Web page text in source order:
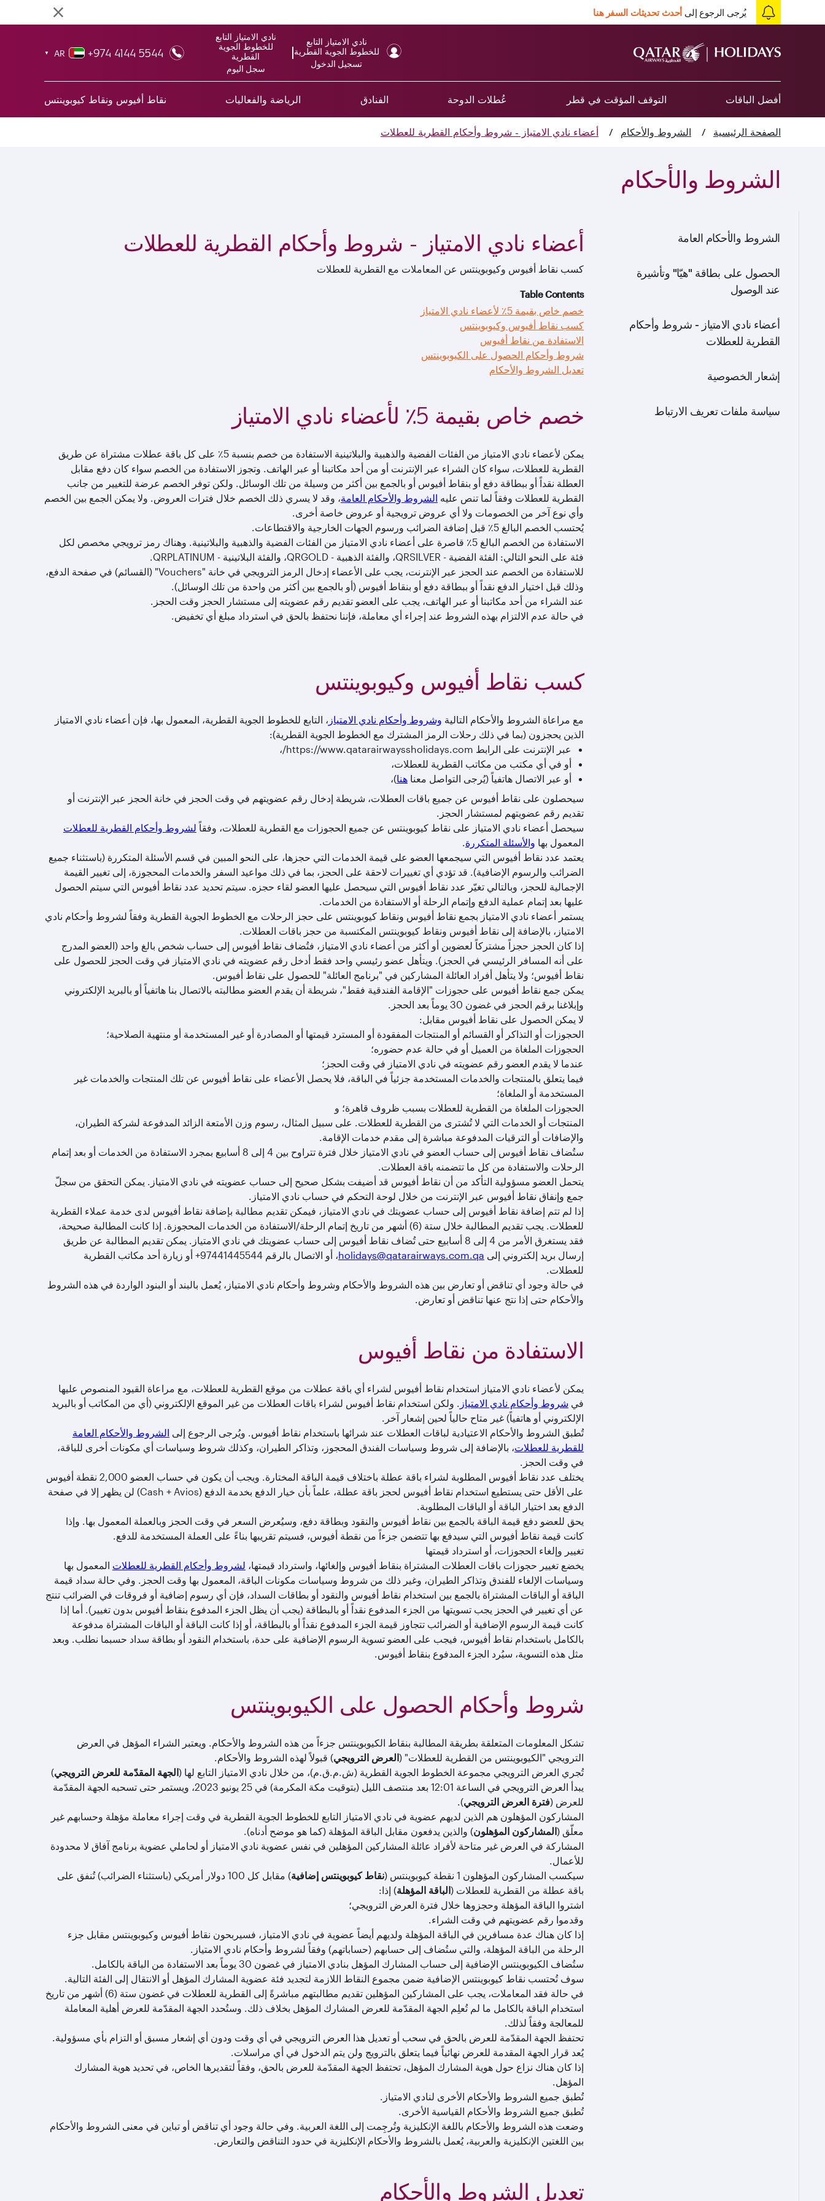
يُرجى الرجوع إلى أحدث تحديثات السفر هنا
نادي الامتياز التابع
للخطوط الجوية القطرية
تسجيل الدخول
نادي الامتياز التابع
للخطوط الجوية
القطرية
سجل اليوم
+974 4144 5544
AR
▼
أفضل الباقات التوقف المؤقت في قطر عُطلات الدوحة الفنادق الرياضة والفعاليات نقاط أفيوس ونقاط كيوبوينتس
الصفحة الرئيسية / الشروط والأحكام / أعضاء نادي الامتياز - شروط وأحكام القطرية للعطلات
الشروط والأحكام
سياسة ملفات تعريف الارتباط
الشروط والأحكام العامة
الحصول على بطاقة "هيّا" وتأشيرة
عند الوصول
أعضاء نادي الامتياز - شروط وأحكام
القطرية للعطلات
إشعار الخصوصية
أعضاء نادي الامتياز - شروط وأحكام القطرية للعطلات
كسب نقاط أفيوس وكيوبوينتس عن المعاملات مع القطرية للعطلات
Table Contents
خصم خاص بقيمة 5٪ لأعضاء نادي الامتياز
كسب نقاط أفيوس وكيوبوينتس
الاستفادة من نقاط أفيوس
شروط وأحكام الحصول على الكيوبوينتس
تعديل الشروط والأحكام
خصم خاص بقيمة 5٪ لأعضاء نادي الامتياز
يمكن لأعضاء نادي الامتياز من الفئات الفضية والذهبية والبلاتينية الاستفادة من خصم بنسبة 5٪ على كل باقة عطلات مشتراة عن طريق
القطرية للعطلات، سواء كان الشراء عبر الإنترنت أو من أحد مكاتبنا أو عبر الهاتف. وتجوز الاستفادة من الخصم سواء كان دفع مقابل
العطلة نقداً أو ببطاقة دفع أو بنقاط أفيوس أو بالجمع بين أكثر من وسيلة من تلك الوسائل. ولكن توفر الخصم عرضة للتغيير من جانب
القطرية للعطلات وفقاً لما تنص عليه الشروط والأحكام العامة، وقد لا يسري ذلك الخصم خلال فترات العروض. ولا يمكن الجمع بين الخصم
وأي نوع آخر من الخصومات ولا أي عروض ترويجية أو عروض خاصة أخرى.
يُحتسب الخصم البالغ 5٪ قبل إضافة الضرائب ورسوم الجهات الخارجية والاقتطاعات.
الاستفادة من الخصم البالغ 5٪ قاصرة على أعضاء نادي الامتياز من الفئات الفضية والذهبية والبلاتينية. وهناك رمز ترويجي مخصص لكل
فئة على النحو التالي: الفئة الفضية - QRSILVER، والفئة الذهبية - QRGOLD، والفئة البلاتينية - QRPLATINUM.
للاستفادة من الخصم عند الحجز عبر الإنترنت، يجب على الأعضاء إدخال الرمز الترويجي في خانة "Vouchers" (القسائم) في صفحة الدفع،
وذلك قبل اختيار الدفع نقداً أو ببطاقة دفع أو بنقاط أفيوس (أو بالجمع بين أكثر من واحدة من تلك الوسائل).
عند الشراء من أحد مكاتبنا أو عبر الهاتف، يجب على العضو تقديم رقم عضويته إلى مستشار الحجز وقت الحجز.
في حالة عدم الالتزام بهذه الشروط عند إجراء أي معاملة، فإننا نحتفظ بالحق في استرداد مبلغ أي تخفيض.
كسب نقاط أفيوس وكيوبوينتس
مع مراعاة الشروط والأحكام التالية وشروط وأحكام نادي الامتياز ، التابع للخطوط الجوية القطرية، المعمول بها، فإن أعضاء نادي الامتياز
الذين يحجزون (بما في ذلك رحلات الرمز المشترك مع الخطوط الجوية القطرية):
عبر الإنترنت على الرابط https://www.qatarairwayssholidays.com/،
أو في أي مكتب من مكاتب القطرية للعطلات،
أو عبر الاتصال هاتفياً (يُرجى التواصل معنا هنا)،
سيحصلون على نقاط أفيوس عن جميع باقات العطلات، شريطة إدخال رقم عضويتهم في وقت الحجز في خانة الحجز عبر الإنترنت أو
تقديم رقم عضويتهم لمستشار الحجز.
سيحصل أعضاء نادي الامتياز على نقاط كيوبوينتس عن جميع الحجوزات مع القطرية للعطلات، وفقاً لشروط وأحكام القطرية للعطلات
المعمول بها والأسئلة المتكررة
يعتمد عدد نقاط أفيوس التي سيجمعها العضو على قيمة الخدمات التي حجزها، على النحو المبين في قسم الأسئلة المتكررة (باستثناء جميع
الضرائب والرسوم الإضافية). قد تؤدي أي تغييرات لاحقة على الحجز، بما في ذلك مواعيد السفر والخدمات المحجوزة، إلى تغيير القيمة
الإجمالية للحجز، وبالتالي تغيّر عدد نقاط أفيوس التي سيحصل عليها العضو لقاء حجزه. سيتم تحديد عدد نقاط أفيوس التي سيتم الحصول
عليها بعد إتمام عملية الدفع وإتمام الرحلة أو الاستفادة من الخدمات.
يستمر أعضاء نادي الامتياز بجمع نقاط أفيوس ونقاط كيوبوينتس على حجز الرحلات مع الخطوط الجوية القطرية وفقاً لشروط وأحكام نادي
الامتياز، بالإضافة إلى نقاط أفيوس ونقاط كيوبوينتس المكتسبة من حجز باقات العطلات.
إذا كان الحجز حجزاً مشتركاً لعضوين أو أكثر من أعضاء نادي الامتياز، فتُضاف نقاط أفيوس إلى حساب شخص بالغ واحد (العضو المدرج
على أنه المسافر الرئيسي في الحجز). ويتأهل عضو رئيسي واحد فقط أدخل رقم عضويته في نادي الامتياز في وقت الحجز للحصول على
نقاط أفيوس؛ ولا يتأهل أفراد العائلة المشاركين في "برنامج العائلة" للحصول على نقاط أفيوس.
يمكن جمع نقاط أفيوس على حجوزات "الإقامة الفندقية فقط"، شريطة أن يقدم العضو مطالبته بالاتصال بنا هاتفياً أو بالبريد الإلكتروني
وإبلاغنا برقم الحجز في غضون 30 يوماً بعد الحجز.
لا يمكن الحصول على نقاط أفيوس مقابل:
الحجوزات أو التذاكر أو القسائم أو المنتجات المفقودة أو المسترد قيمتها أو المصادرة أو غير المستخدمة أو منتهية الصلاحية؛
الحجوزات الملغاة من العميل أو في حالة عدم حضوره؛
عندما لا يقدم العضو رقم عضويته في نادي الامتياز في وقت الحجز؛
فيما يتعلق بالمنتجات والخدمات المستخدمة جزئياً في الباقة، فلا يحصل الأعضاء على نقاط أفيوس عن تلك المنتجات والخدمات غير
المستخدمة أو الملغاة؛
الحجوزات الملغاة من القطرية للعطلات بسبب ظروف قاهرة؛ و
المنتجات أو الخدمات التي لا تُشترى من القطرية للعطلات. على سبيل المثال، رسوم وزن الأمتعة الزائد المدفوعة لشركة الطيران،
والإضافات أو الترقيات المدفوعة مباشرة إلى مقدم خدمات الإقامة.
ستُضاف نقاط أفيوس إلى حساب العضو في نادي الامتياز خلال فترة تتراوح بين 4 إلى 8 أسابيع بمجرد الاستفادة من الخدمات أو بعد إتمام
الرحلات والاستفادة من كل ما تتضمنه باقة العطلات.
يتحمل العضو مسؤولية التأكد من أن نقاط أفيوس قد أضيفت بشكل صحيح إلى حساب عضويته في نادي الامتياز. يمكن التحقق من سجلّ
جمع وإنفاق نقاط أفيوس عبر الإنترنت من خلال لوحة التحكم في حساب نادي الامتياز.
إذا لم تتم إضافة نقاط أفيوس إلى حساب عضويتك في نادي الامتياز، فيمكن تقديم مطالبة بإضافة نقاط أفيوس لدى خدمة عملاء القطرية
للعطلات. يجب تقديم المطالبة خلال ستة (6) أشهر من تاريخ إتمام الرحلة/الاستفادة من الخدمات المحجوزة. إذا كانت المطالبة صحيحة،
فقد يستغرق الأمر من 4 إلى 8 أسابيع حتى تُضاف نقاط أفيوس إلى حساب عضويتك في نادي الامتياز. يمكن تقديم المطالبة عن طريق
إرسال بريد إلكتروني إلى holidays@qatarairways.com.qa
، أو الاتصال بالرقم 97441445544+ أو زيارة أحد مكاتب القطرية
للعطلات.
في حالة وجود أي تناقض أو تعارض بين هذه الشروط والأحكام وشروط وأحكام نادي الامتياز، يُعمل بالبند أو البنود الواردة في هذه الشروط
والأحكام حتى إذا نتج عنها تناقض أو تعارض.
الاستفادة من نقاط أفيوس
يمكن لأعضاء نادي الامتياز استخدام نقاط أفيوس لشراء أي باقة عطلات من موقع القطرية للعطلات، مع مراعاة القيود المنصوص عليها
في شروط وأحكام نادي الامتياز
. ولكن استخدام نقاط أفيوس لشراء باقات العطلات من غير الموقع الإلكتروني (أي من المكاتب أو بالبريد
الإلكتروني أو هاتفياً) غير متاح حالياً لحين إشعار آخر.
تُطبق الشروط والأحكام الاعتيادية لباقات العطلات عند شرائها باستخدام نقاط أفيوس. ويُرجى الرجوع إلى الشروط والأحكام العامة
للقطرية للعطلات، بالإضافة إلى شروط وسياسات الفندق المحجوز، وتذاكر الطيران، وكذلك شروط وسياسات أي مكونات أخرى للباقة،
في وقت الحجز.
يختلف عدد نقاط أفيوس المطلوبة لشراء باقة عطلة باختلاف قيمة الباقة المختارة. ويجب أن يكون في حساب العضو 2,000 نقطة أفيوس
على الأقل حتى يستطيع استخدام نقاط أفيوس لحجز باقة عطلة، علماً بأن خيار الدفع بخدمة الدفع (Cash + Avios) لن يظهر إلا في صفحة
الدفع بعد اختيار الباقة أو الباقات المطلوبة.
يحق للعضو دفع قيمة الباقة بالجمع بين نقاط أفيوس والنقود وبطاقة دفع، وسيُعرض السعر في وقت الحجز وبالعملة المعمول بها. وإذا
كانت قيمة نقاط أفيوس التي سيدفع بها تتضمن جزءاً من نقطة أفيوس، فسيتم تقريبها بناءً على العملة المستخدمة للدفع.
تغيير وإلغاء الحجوزات، أو استرداد قيمتها
يخضع تغيير حجوزات باقات العطلات المشتراة بنقاط أفيوس وإلغائها، واسترداد قيمتها، لشروط وأحكام القطرية للعطلات المعمول بها
وسياسات الإلغاء للفندق وتذاكر الطيران، وغير ذلك من شروط وسياسات مكونات الباقة، المعمول بها وقت الحجز. وفي حالة سداد قيمة
الباقة أو الباقات المشتراة بالجمع بين استخدام نقاط أفيوس والنقود أو بطاقات السداد، فإن أي رسوم إضافية أو فروقات في الضرائب تنتج
عن أي تغيير في الحجز يجب تسويتها من الجزء المدفوع نقداً أو بالبطاقة (يجب أن يظل الجزء المدفوع بنقاط أفيوس بدون تغيير). أما إذا
كانت قيمة الرسوم الإضافية أو الضرائب تتجاوز قيمة الجزء المدفوع نقداً أو بالبطاقة، أو إذا كانت الباقة أو الباقات المشتراة مدفوعة
بالكامل باستخدام نقاط أفيوس، فيجب على العضو تسوية الرسوم الإضافية على حدة، باستخدام النقود أو بطاقة سداد حسبما نطلب. وبعد
مثل هذه التسوية، سيُرد الجزء المدفوع بنقاط أفيوس.
شروط وأحكام الحصول على الكيوبوينتس
تشكل المعلومات المتعلقة بطريقة المطالبة بنقاط الكيوبوينتس جزءاً من هذه الشروط والأحكام. ويعتبر الشراء المؤهل في العرض
الترويجي "الكيوبوينتس من القطرية للعطلات" (العرض الترويجي) قبولاً لهذه الشروط والأحكام.
تُجري العرض الترويجي مجموعة الخطوط الجوية القطرية (ش.م.ق.م)، من خلال نادي الامتياز التابع لها (الجهة المقدّمة للعرض الترويجي)
يبدأ العرض الترويجي في الساعة 12:01 بعد منتصف الليل (بتوقيت مكة المكرمة) في 25 يونيو 2023، ويستمر حتى تسحبه الجهة المقدّمة
للعرض (فترة العرض الترويجي).
المشاركون المؤهلون هم الذين لديهم عضوية في نادي الامتياز التابع للخطوط الجوية القطرية في وقت إجراء معاملة مؤهلة وحسابهم غير
معلّق (المشاركون المؤهلون) والذين يدفعون مقابل الباقة المؤهلة (كما هو موضح أدناه).
المشاركة في العرض غير متاحة لأفراد عائلة المشاركين المؤهلين في نفس عضوية نادي الامتياز أو لحاملي عضوية برنامج آفاق لا محدودة
للأعمال.
سيكسب المشاركون المؤهلون 1 نقطة كيوبوينتس (
نقاط كيوبوينتس إضافية
) مقابل كل 100 دولار أمريكي (باستثناء الضرائب) تُنفق على
باقة عطلة من القطرية للعطلات (الباقة المؤهلة) إذا:
اشتروا الباقة المؤهلة وحجزوها خلال فترة العرض الترويجي؛
وقدموا رقم عضويتهم في وقت الشراء.
إذا كان هناك عدة مسافرين في الباقة المؤهلة ولديهم أيضاً عضوية في نادي الامتياز، فسيربحون نقاط أفيوس وكيوبوينتس مقابل جزء
الرحلة من الباقة المؤهلة، والتي ستُضاف إلى حسابهم (حساباتهم) وفقاً لشروط وأحكام نادي الامتياز.
ستُضاف الكيوبوينتس الإضافية إلى حساب المشارك المؤهل بنادي الامتياز في غضون 30 يوماً بعد الاستفادة من الباقة بالكامل.
سوف تُحتسب نقاط كيوبوينتس الإضافية ضمن مجموع النقاط اللازمة لتجديد فئة عضوية المشارك المؤهل أو الانتقال إلى الفئة التالية.
في حالة فقد المعاملات، يجب على المشاركين المؤهلين تقديم مطالبتهم مباشرةً إلى القطرية للعطلات في غضون ستة (6) أشهر من تاريخ
استخدام الباقة بالكامل ما لم تُعلِم الجهة المقدّمة للعرض المشارك المؤهل بخلاف ذلك. وستُحدد الجهة المقدّمة للعرض أهلية المعاملة
للمعالجة وفقاً لذلك.
تحتفظ الجهة المقدّمة للعرض بالحق في سحب أو تعديل هذا العرض الترويجي في أي وقت ودون أي إشعار مسبق أو التزام بأي مسؤولية.
يُعد قرار الجهة المقدمة للعرض نهائياً فيما يتعلق بالترويج ولن يتم الدخول في أي مراسلات.
إذا كان هناك نزاع حول هوية المشارك المؤهل، تحتفظ الجهة المقدّمة للعرض بالحق، وفقاً لتقديرها الخاص، في تحديد هوية المشارك
المؤهل.
تُطبق جميع الشروط والأحكام الأخرى لنادي الامتياز.
تُطبق جميع الشروط والأحكام القياسية الأخرى.
وضعت هذه الشروط والأحكام باللغة الإنكليزية وتُرجِمت إلى اللغة العربية. وفي حالة وجود أي تناقض أو تباين في معنى الشروط والأحكام
بين اللغتين الإنكليزية والعربية، يُعمل بالشروط والأحكام الإنكليزية في حدود التناقض والتعارض.
تعديل الشروط والأحكام